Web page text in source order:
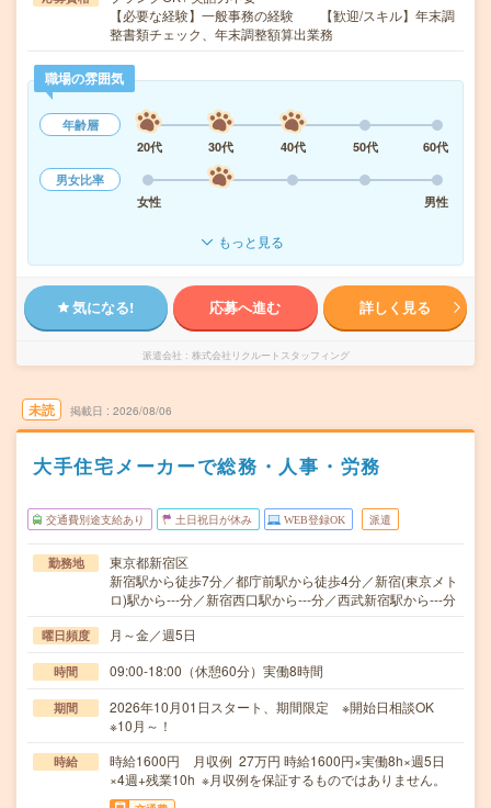
【必要な経験】一般事務の経験 【歓迎/スキル】年末調
整書類チェック、年末調整額算出業務
職場の雰囲気
年齢層
20代
30代 40代 50代
60代
男女比率
女性
男性
もっと見る
気になる! 応募へ進む 詳しく見る
派遣会社 株式会社リクルートスタッフィング
未読 掲載日 2026/08/06
大手住宅メーカーで総務・人事・労務
交通費別途支給あり 土日祝日が休み WEB登録OK 派遣
勤務地
東京都新宿区
新宿駅から徒歩7分／都庁前駅から徒歩4分／新宿(東京メト
ロ)駅から---分／新宿西口駅から---分／西武新宿駅から---分
曜日頻度 月～金／週5日
時間 09:00-18:00（休憩60分）実働8時間
期間
2026年10月01日スタート、期間限定 ※開始日相談OK
※10月～！
時給
時給1600円 月収例 27万円 時給1600円×実働8h×週5日
×4週+残業10h ※月収例を保証するものではありません。